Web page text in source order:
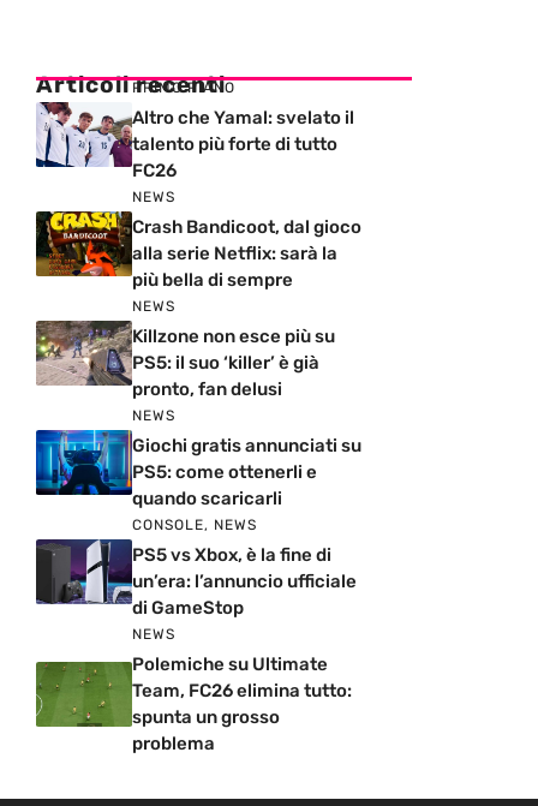
Articoli recenti
PRIMO PIANO
Altro che Yamal: svelato il
talento più forte di tutto
FC26
NEWS
Crash Bandicoot, dal gioco
alla serie Netflix: sarà la
più bella di sempre
NEWS
Killzone non esce più su
PS5: il suo ‘killer’ è già
pronto, fan delusi
NEWS
Giochi gratis annunciati su
PS5: come ottenerli e
quando scaricarli
CONSOLE, NEWS
PS5 vs Xbox, è la fine di
un’era: l’annuncio ufficiale
di GameStop
NEWS
Polemiche su Ultimate
Team, FC26 elimina tutto:
spunta un grosso
problema